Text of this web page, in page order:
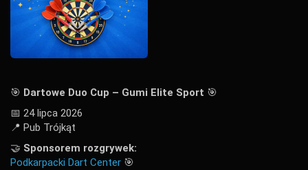
🎯 Dartowe Duo Cup – Gumi Elite Sport 🎯
📅 24 lipca 2026
📍 Pub Trójkąt
🤝 Sponsorem rozgrywek:
Podkarpacki Dart Center 🎯